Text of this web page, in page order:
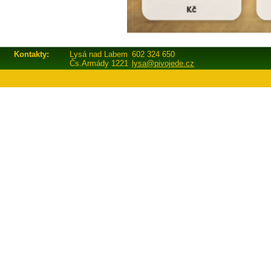
Kontakty: Lysá nad Labem 602 324 650
Čs.Armády 1221 lysa@pivojede.cz